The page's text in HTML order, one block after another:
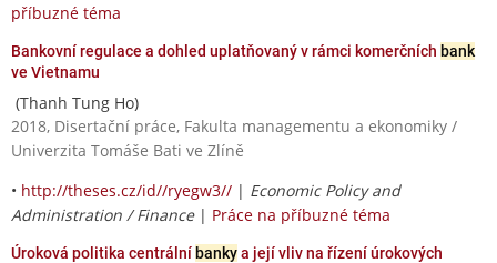
příbuzné téma
Bankovní regulace a dohled uplatňovaný v rámci komerčních bank
ve Vietnamu
(Thanh Tung Ho)
2018, Disertační práce, Fakulta managementu a ekonomiky /
Univerzita Tomáše Bati ve Zlíně
• http://theses.cz/id//ryegw3// | Economic Policy and
Administration / Finance| Práce na příbuzné téma
Úroková politika centrální bankya její vliv na řízení úrokových